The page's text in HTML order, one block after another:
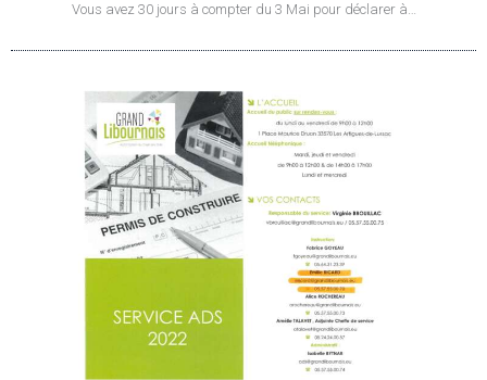
Vous avez 30 jours à compter du 3 Mai pour déclarer à…